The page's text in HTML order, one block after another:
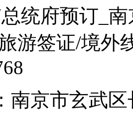
统府预订_
游签证/境外
南京市玄武区